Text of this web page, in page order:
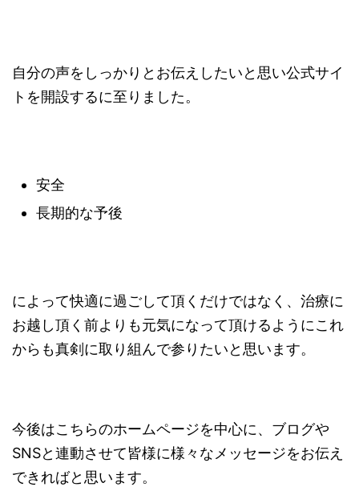
自分の声をしっかりとお伝えしたいと思い公式サイ
トを開設するに至りました。
安全
長期的な予後
によって快適に過ごして頂くだけではなく、治療に
お越し頂く前よりも元気になって頂けるようにこれ
からも真剣に取り組んで参りたいと思います。
今後はこちらのホームページを中心に、ブログや
SNSと連動させて皆様に様々なメッセージをお伝え
できればと思います。